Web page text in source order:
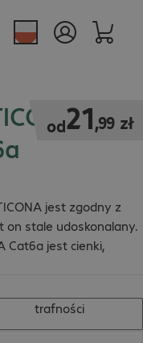
RJ45
jest zgodny z
on stale udoskonalany.
Cat6a jest cienki,
od21,99 zł
21,99 zł
trafności